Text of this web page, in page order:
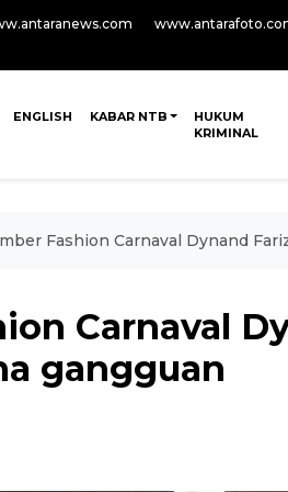
ENGLISH KABAR NTB
HUKUM
KRIMINAL
Fashion Carnaval Dynand
Carnaval
gangguan